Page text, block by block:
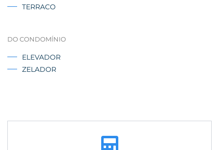
TERRACO
DO CONDOMÍNIO
ELEVADOR
ZELADOR